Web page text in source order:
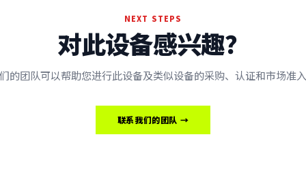
NEXT STEPS
对此设备感兴趣？
的团队可以帮助您进行此设备及类似设备的采购、认证和市场准
联系我们的团队 →